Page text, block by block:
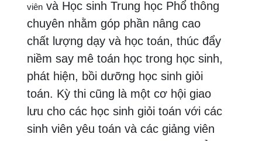
viên và Học sinh Trung học Phổ thông
chuyên nhằm góp phần nâng cao
chất lượng dạy và học toán, thúc đẩy
niềm say mê toán học trong học sinh,
phát hiện, bồi dưỡng học sinh giỏi
toán. Kỳ thi cũng là một cơ hội giao
lưu cho các học sinh giỏi toán với các
sinh viên yêu toán và các giảng viên